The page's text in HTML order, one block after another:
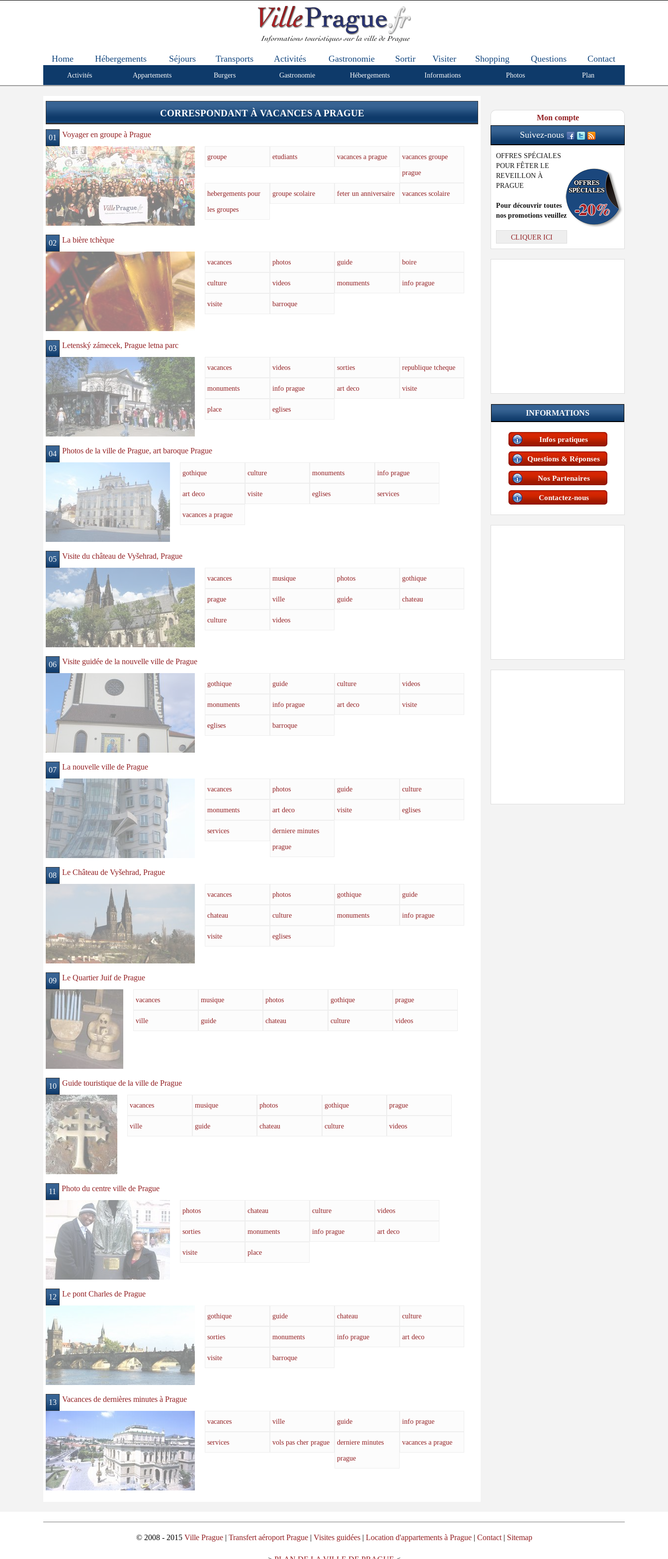
Home Hébergements Séjours Transports Activités Gastronomie Sortir Visiter Shopping Questions Contact
Activités Appartements Burgers Gastronomie Hébergements Informations Photos Plan
CORRESPONDANT À VACANCES A PRAGUE
01 Voyager en groupe à Prague
groupe etudiants vacances a prague
vacances groupe
prague
hebergements pour
les groupes
groupe scolaire feter un anniversaire vacances scolaire
02 La bière tchèque
vacances photos guide boire
culture videos monuments info prague
visite barroque
03 Letenský zámecek, Prague letna parc
vacances videos sorties republique tcheque
monuments info prague art deco visite
place eglises
04 Photos de la ville de Prague, art baroque Prague
gothique culture monuments info prague
art deco visite eglises services
vacances a prague
05 Visite du château de Vyšehrad, Prague
vacances musique photos gothique
prague ville guide chateau
culture videos
06 Visite guidée de la nouvelle ville de Prague
gothique guide culture videos
monuments info prague art deco visite
eglises barroque
07 La nouvelle ville de Prague
vacances photos guide culture
monuments art deco visite eglises
services
derniere minutes
prague
08 Le Château de Vyšehrad, Prague
vacances photos gothique guide
chateau culture monuments info prague
visite eglises
09 Le Quartier Juif de Prague
vacances musique photos gothique prague
ville guide chateau culture videos
10 Guide touristique de la ville de Prague
vacances musique photos gothique prague
ville guide chateau culture videos
11 Photo du centre ville de Prague
photos chateau culture videos
sorties monuments info prague art deco
visite place
12 Le pont Charles de Prague
gothique guide chateau culture
sorties monuments info prague art deco
visite barroque
13 Vacances de dernières minutes à Prague
vacances ville guide info prague
services vols pas cher prague
derniere minutes
prague
vacances a prague
Mon compte
Suivez-nous
OFFRES SPÉCIALES
POUR FÊTER LE
REVEILLON À
PRAGUE
Pour découvrir toutes
nos promotions veuillez
CLIQUER ICI
INFORMATIONS
Infos pratiques
Questions & Réponses
Nos Partenaires
Contactez-nous
© 2008 - 2015 Ville Prague| Transfert aéroport Prague| Visites guidées| Location d'appartements à Prague| Contact| Sitemap